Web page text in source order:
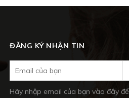
ĐĂNG KÝ NHẬN TIN
Hãy nhập email của bạn vào đây để